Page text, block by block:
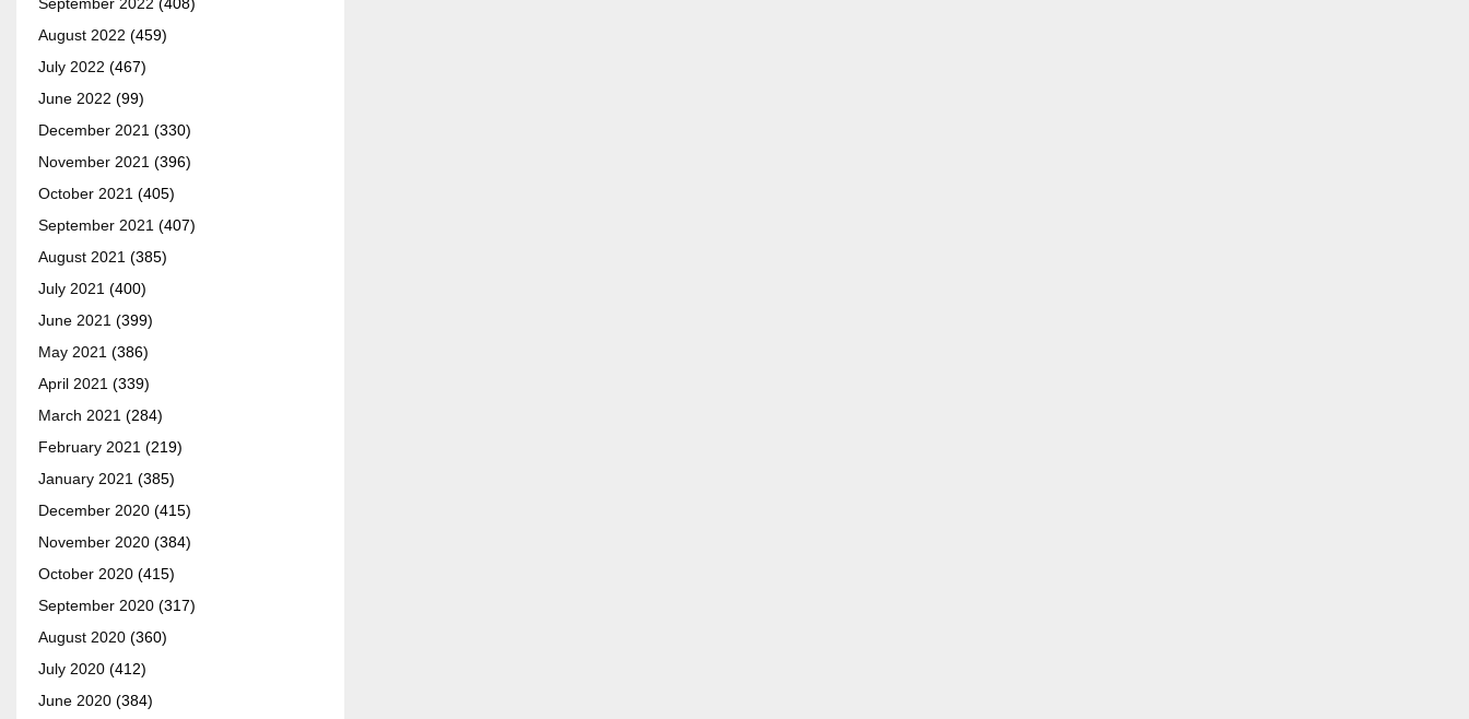
September 2022 (408)
August 2022 (459)
July 2022 (467)
June 2022 (99)
December 2021 (330)
November 2021 (396)
October 2021 (405)
September 2021 (407)
August 2021 (385)
July 2021 (400)
June 2021 (399)
May 2021 (386)
April 2021 (339)
March 2021 (284)
February 2021 (219)
January 2021 (385)
December 2020 (415)
November 2020 (384)
October 2020 (415)
September 2020 (317)
August 2020 (360)
July 2020 (412)
June 2020 (384)